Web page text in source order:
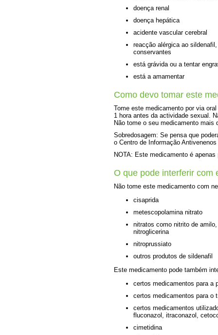
doença renal
doença hepática
acidente vascular cerebral
reacção alérgica ao
conservantes
está grávida ou a tentar
está a amamentar
Como devo tomar este
Tome este medicamento por via
1 hora antes da actividade sexual.
Não tome o seu medicamento mais
Sobredosagem: Se pensa que
o Centro de Informação
NOTA: Este medicamento é
O que pode interferir com
Não tome este medicamento com
cisaprida
metescopolamina nitrato
nitratos como nitrito de
nitroglicerina
nitroprussiato
outros produtos de sildenafil
Este medicamento pode também
certos medicamentos para a
certos medicamentos para o
certos medicamentos
fluconazol, itraconazol,
cimetidina